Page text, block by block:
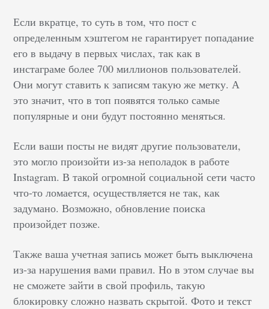
Если вкратце, то суть в том, что пост с
определенным хэштегом не гарантирует попадание
его в выдачу в первых числах, так как в
инстаграме более 700 миллионов пользователей.
Они могут ставить к записям такую же метку. А
это значит, что в топ появятся только самые
популярные и они будут постоянно меняться.
Если ваши посты не видят другие пользователи,
это могло произойти из-за неполадок в работе
Instagram. В такой огромной социальной сети часто
что-то ломается, осуществляется не так, как
задумано. Возможно, обновление поиска
произойдет позже.
Также ваша учетная запись может быть выключена
из-за нарушения вами правил. Но в этом случае вы
не сможете зайти в свой профиль, такую
блокировку сложно назвать скрытой. Фото и текст